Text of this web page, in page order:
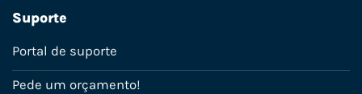
Suporte
Portal de suporte
Pede um orçamento!